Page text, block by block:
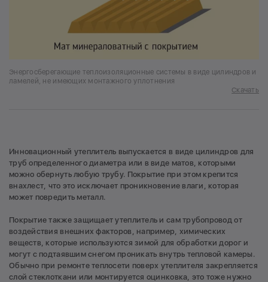
Энергосберегающие теплоизоляционные системы в виде цилиндров и
ламелей, не имеющих монтажного уплотнения
Скачать
Инновационный утеплитель выпускается в виде цилиндров для
труб определенного диаметра или в виде матов, которыми
можно обернуть любую трубу. Покрытие при этом крепится
внахлест, что это исключает проникновение влаги, которая
может повредить металл.
Покрытие также защищает утеплитель и сам трубопровод от
воздействия внешних факторов, например, химических
веществ, которые используются зимой для обработки дорог и
могут с подтаявшим снегом проникать внутрь тепловой камеры.
Обычно при ремонте теплосети поверх утеплителя закрепляется
слой стеклоткани или монтируется оцинковка, это тоже нужно